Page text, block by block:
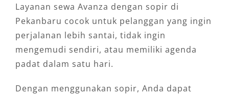
Layanan sewa Avanza dengan sopir di
Pekanbaru cocok untuk pelanggan yang ingin
perjalanan lebih santai, tidak ingin
mengemudi sendiri, atau memiliki agenda
padat dalam satu hari.
Dengan menggunakan sopir, Anda dapat